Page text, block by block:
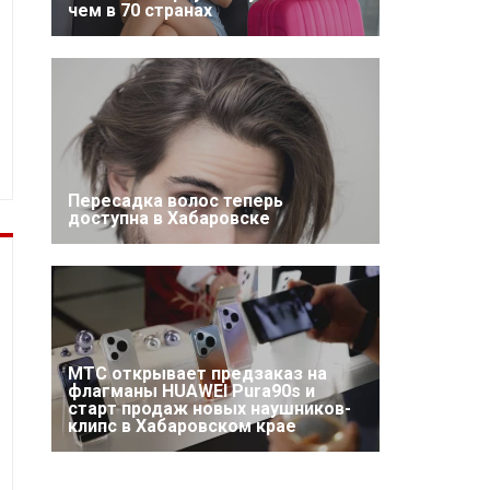
чем в 70 странах
Пересадка волос теперь
доступна в Хабаровске
МТС открывает предзаказ на
флагманы HUAWEI Pura90s и
старт продаж новых наушников-
клипс в Хабаровском крае